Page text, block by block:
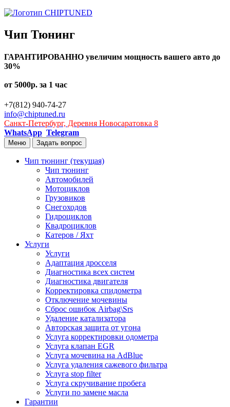
Чип Тюнинг
ГАРАНТИРОВАННО увеличим мощность вашего авто до
30%
от 5000р. за 1 час
+7(812) 940-74-27
info@chiptuned.ru
Санкт-Петербург, Деревня Новосаратовка 8
WhatsApp Telegram
Меню Задать вопрос
Чип тюнинг (текущая)
Чип тюнинг
Автомобилей
Мотоциклов
Грузовиков
Снегоходов
Гидроциклов
Квадроциклов
Катеров / Яхт
Услуги
Услуги
Адаптация дросселя
Диагностика всех систем
Диагностика двигателя
Корректировка спидометра
Отключение мочевины
Сброс ошибок Airbag\Srs
Удаление катализатора
Авторская защита от угона
Услуга корректировки одометра
Услуга клапан EGR
Услуга мочевина на AdBlue
Услуга удаления сажевого фильтра
Услуга stop filter
Услуга скручивание пробега
Услуги по замене масла
Гарантии